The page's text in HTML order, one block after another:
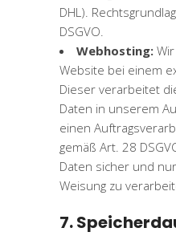
DHL).
DSGVO.
Webhosting:
Website bei einem
Dieser verarbeitet
Daten in unserem
einen
gemäß Art. 28
Daten sicher und
Weisung zu
7.